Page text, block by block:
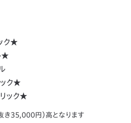
ク★
★
ック★
リック★
35,000円）高となります